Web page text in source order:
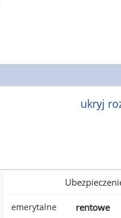
ukryj
emerytalne rentowe